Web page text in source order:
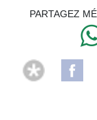
PARTAGEZ